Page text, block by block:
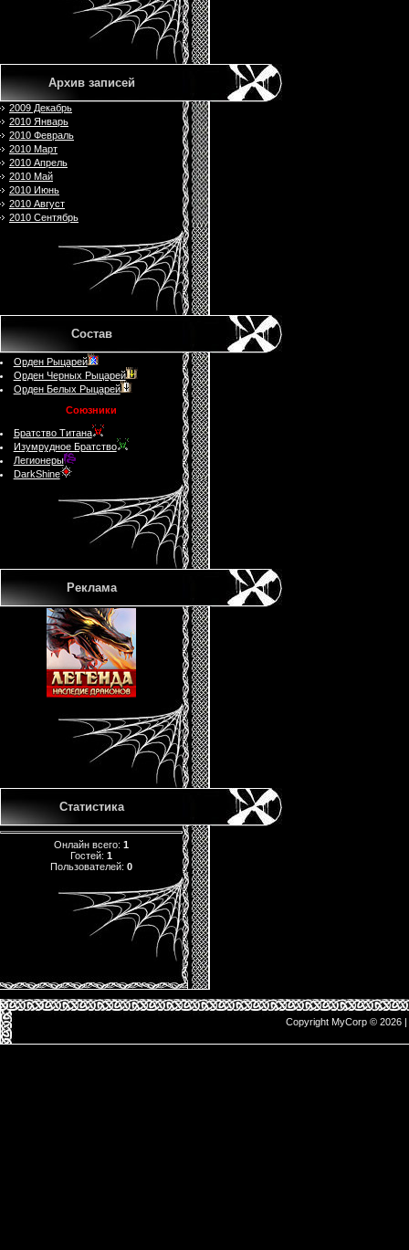
Архив записей
2009 Декабрь
2010 Январь
2010 Февраль
2010 Март
2010 Апрель
2010 Май
2010 Июнь
2010 Август
2010 Сентябрь
Состав
Орден Рыцарей
Орден Черных Рыцарей
Орден Белых Рыцарей
Союзники
Братство Титана
Изумрудное Братство
Легионеры
DarkShine
Реклама
Статистика
Онлайн всего: 1
Гостей: 1
Пользователей: 0
Copyright MyCorp © 2026 |